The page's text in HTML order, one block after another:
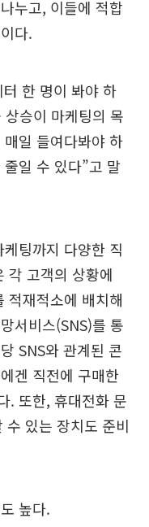
누고, 이들에 적합
다.
한 명이 봐야 하
승이 마케팅의 목
일 들여다봐야 하
일 수 있다”고 말
팅까지 다양한 직
각 고객의 상황에
적재적소에 배치해
서비스(SNS)를 통
SNS와 관계된 콘
겐 직전에 구매한
. 또한, 휴대전화 문
수 있는 장치도 준비
높다.